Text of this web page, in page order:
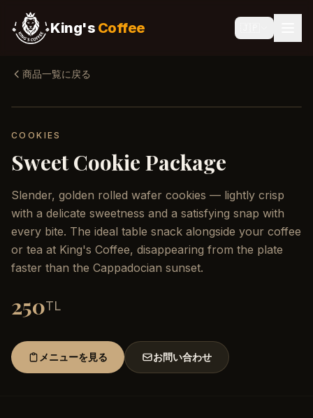
King's Coffee
商品一覧に戻る
COOKIES
Sweet Cookie Package
Slender, golden rolled wafer cookies — lightly crisp
with a delicate sweetness and a satisfying snap with
every bite. The ideal table snack alongside your coffee
or tea at King's Coffee, disappearing from the plate
faster than the Cappadocian sunset.
250TL
メニューを見る お問い合わせ